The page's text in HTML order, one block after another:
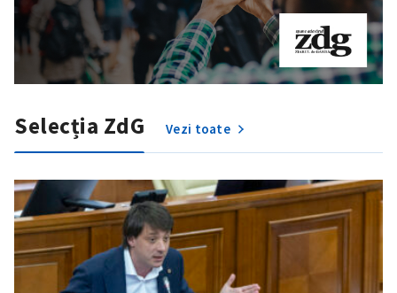
Selecția ZdG Vezi toate